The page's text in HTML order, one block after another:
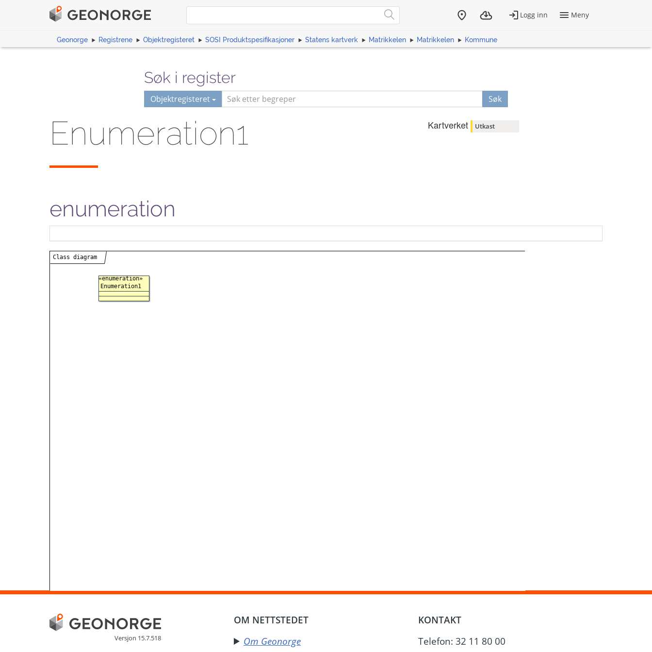
Geonorge Registrene Objektregisteret SOSI Produktspesifikasjoner Statens kartverk Matrikkelen Matrikkelen Kommune
Søk i register
Objektregisteret Søk
Enumeration1
enumeration
Kartverket Utkast